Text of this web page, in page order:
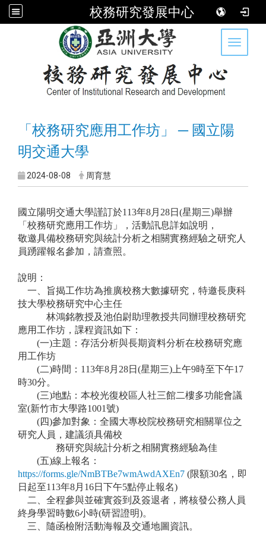
校務研究發展中心
Toggle
「校務研究應用工作坊」 ─ 國立陽
明交通大學
2024-08-08 周育慧
國立陽明交通大學謹訂於113年8月28日(星期三)舉辦
「校務研究應用工作坊」，活動訊息詳如說明，
敬邀具備校務研究與統計分析之相關實務經驗之研究人
員踴躍報名參加，請查照。
說明：
一、旨揭工作坊為推廣校務大數據研究，特邀長庚科
技大學校務研究中心主任
林鴻銘教授及池伯尉助理教授共同辦理校務研究
應用工作坊，課程資訊如下：
(一)主題：存活分析與長期資料分析在校務研究應
用工作坊
(二)時間：113年8月28日(星期三)上午9時至下午17
時30分。
(三)地點：本校光復校區人社三館二樓多功能會議
室(新竹市大學路1001號)
(四)參加對象：全國大專校院校務研究相關單位之
研究人員，建議須具備校
務研究與統計分析之相關實務經驗為佳
(五)線上報名：
https://forms.gle/NmBTBe7wmAwdAXEn7 (限額30名，即
日起至113年8月16日下午5點停止報名)
二、全程參與並確實簽到及簽退者，將核發公務人員
終身學習時數6小時(研習證明)。
三、隨函檢附活動海報及交通地圖資訊。